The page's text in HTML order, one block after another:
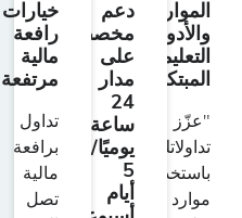
الموارد
والأدوات
التعليمية
المبتكرة
"عزّز
تداولاتك
باستخدام
موارد
دعم
مخصص
على
مدار
24
ساعة
يوميًا/
أيام
خيارات
رافعة
مالية
مرتفعة
تداول
برافعة
مالية
تصل